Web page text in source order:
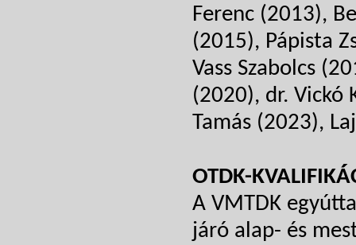
Ferenc (2013),
(2015), Pápista
Vass Szabolcs
(2020), dr. Vickó
Tamás (2023),
OTDK-
A VMTDK
járó alap- és